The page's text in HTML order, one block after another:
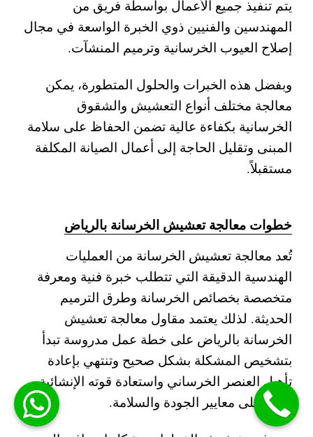
يتم تنفيذ جميع الأعمال بواسطة فريق من
المهندسين والفنيين ذوي الخبرة الواسعة في مجال
إصلاح العيوب الخرسانية وترميم المنشآت.
وبفضل هذه الخبرات والحلول المتطورة، يمكن
معالجة مختلف أنواع التعشيش والشقوق
الخرسانية بكفاءة عالية تضمن الحفاظ على سلامة
المبنى وتقليل الحاجة إلى أعمال الصيانة المكلفة
مستقبلاً.
خطوات معالجة تعشيش الخرسانة بالرياض
تُعد معالجة تعشيش الخرسانة من العمليات
الهندسية الدقيقة التي تتطلب خبرة فنية ومعرفة
متخصصة بخصائص الخرسانة وطرق الترميم
الحديثة. لذلك يعتمد مقاول معالجة تعشيش
الخرسانة بالرياض على خطة عمل مدروسة تبدأ
بتشخيص المشكلة بشكل صحيح وتنتهي بإعادة
تأهيل العنصر الخرساني واستعادة قوته الإنشائية
وفق أعلى معايير الجودة والسلامة.